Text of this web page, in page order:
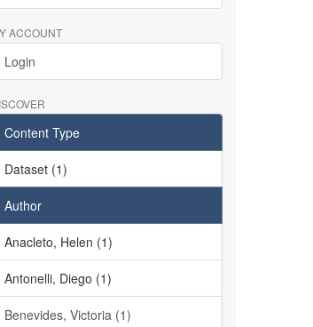
ACCOUNT
Login
Content Type
Dataset (1)
Author
Anacleto, Helen (1)
Antonelli, Diego (1)
Benevides, Victoria (1)